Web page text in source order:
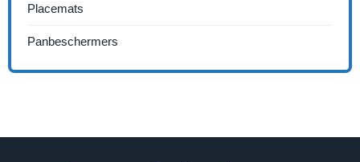
Placemats
Panbeschermers